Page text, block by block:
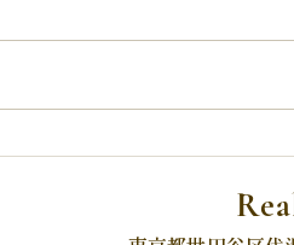
新メニューのお知らせ